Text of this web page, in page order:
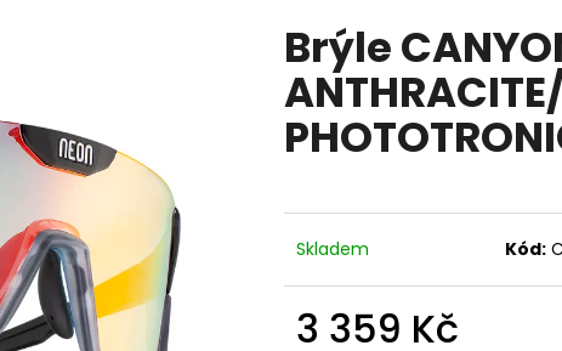
produktu
je
0,0
z
5
hvězdiček.
Brýle
Skladem Kód:
3 359 Kč
HLEDAT
Doporučujeme